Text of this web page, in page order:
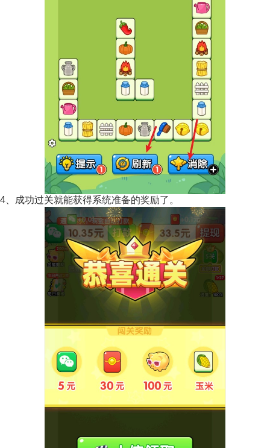
4、成功过关就能获得系统准备的奖励了。